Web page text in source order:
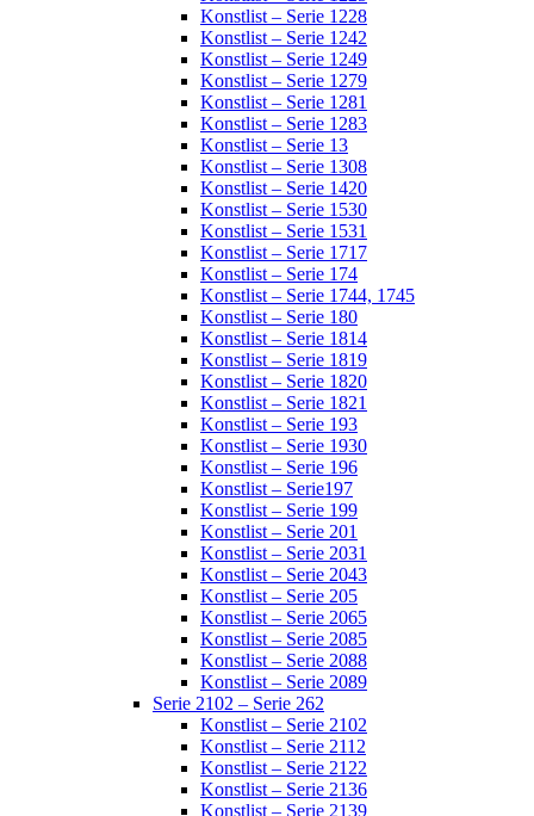
Konstlist – Serie 1228
Konstlist – Serie 1242
Konstlist – Serie 1249
Konstlist – Serie 1279
Konstlist – Serie 1281
Konstlist – Serie 1283
Konstlist – Serie 13
Konstlist – Serie 1308
Konstlist – Serie 1420
Konstlist – Serie 1530
Konstlist – Serie 1531
Konstlist – Serie 1717
Konstlist – Serie 174
Konstlist – Serie 1744, 1745
Konstlist – Serie 180
Konstlist – Serie 1814
Konstlist – Serie 1819
Konstlist – Serie 1820
Konstlist – Serie 1821
Konstlist – Serie 193
Konstlist – Serie 1930
Konstlist – Serie 196
Konstlist – Serie197
Konstlist – Serie 199
Konstlist – Serie 201
Konstlist – Serie 2031
Konstlist – Serie 2043
Konstlist – Serie 205
Konstlist – Serie 2065
Konstlist – Serie 2085
Konstlist – Serie 2088
Konstlist – Serie 2089
Serie 2102 – Serie 262
Konstlist – Serie 2102
Konstlist – Serie 2112
Konstlist – Serie 2122
Konstlist – Serie 2136
Konstlist – Serie 2139